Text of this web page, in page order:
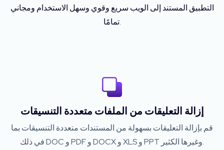
التطبيق المستند إلى الويب سريع وقوي وسهل الاستخدام ومجاني
تمامًا.
إزالة التعليقات من الملفات متعددة التنسيقات
قم بإزالة التعليقات بسهولة من المستندات متعددة التنسيقات بما
في ذلك DOC و PDF و DOCX و XLS و PPT وغيرها الكثير.